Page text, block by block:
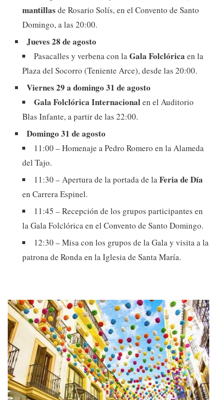
mantillas de Rosario Solís, en el Convento de Santo
Domingo, a las 20:00.
Jueves 28 de agosto
Pasacalles y verbena con laGala Folclórica en la
Plaza del Socorro (Teniente Arce), desde las 20:00.
Viernes 29 a domingo 31 de agosto
Gala Folclórica Internacionalen el Auditorio
Blas Infante, a partir de las 22:00.
Domingo 31 de agosto
11:00 – Homenaje a Pedro Romero en la Alameda
del Tajo.
11:30 – Apertura de la portada de laFeria de Día
en Carrera Espinel.
11:45 – Recepción de los grupos participantes en
la Gala Folclórica en el Convento de Santo Domingo.
12:30 – Misa con los grupos de la Gala y visita a la
patrona de Ronda en la Iglesia de Santa María.